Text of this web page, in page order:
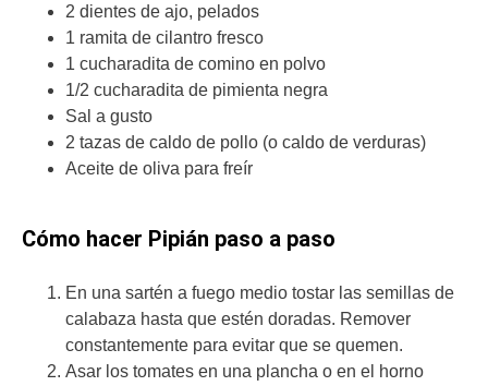
2 dientes de ajo, pelados
1 ramita de cilantro fresco
1 cucharadita de comino en polvo
1/2 cucharadita de pimienta negra
Sal a gusto
2 tazas de caldo de pollo (o caldo de verduras)
Aceite de oliva para freír
Cómo hacer Pipián paso a paso
En una sartén a fuego medio tostar las semillas de
calabaza hasta que estén doradas. Remover
constantemente para evitar que se quemen.
Asar los tomates en una plancha o en el horno